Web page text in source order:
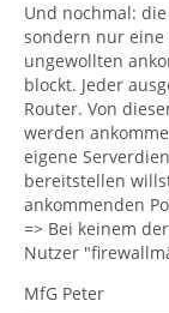
Und nochmal:
sondern nur eine
ungewollten
blockt. Jeder
Router. Von
werden
eigene
bereitstellen
ankommenden
=> Bei keinem
Nutzer
MfG Peter